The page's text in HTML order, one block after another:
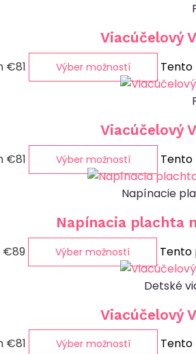
Viacúčelový
€81 Výber možností Tento
Viacúčelový
€81 Výber možností Tento
Napínacie
Napínacia plachta
€89 Výber možností Tento
Detské
Viacúčelový
€81 Výber možností Tento